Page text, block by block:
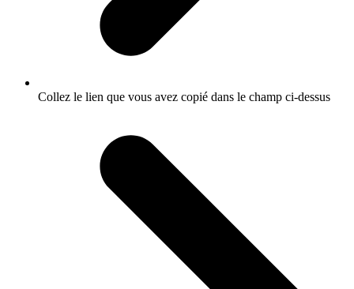
Collez le lien que vous avez copié dans le champ ci-dessus